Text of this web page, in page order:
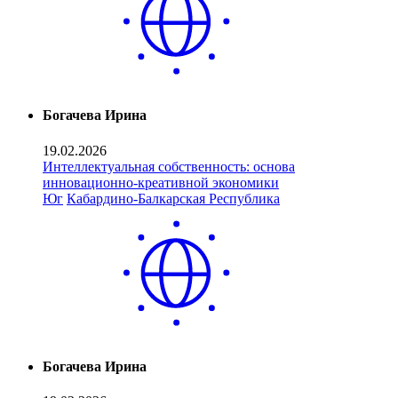
Богачева Ирина
19.02.2026
Интеллектуальная собственность: основа
инновационно-креативной экономики
Юг Кабардино-Балкарская Республика
Богачева Ирина